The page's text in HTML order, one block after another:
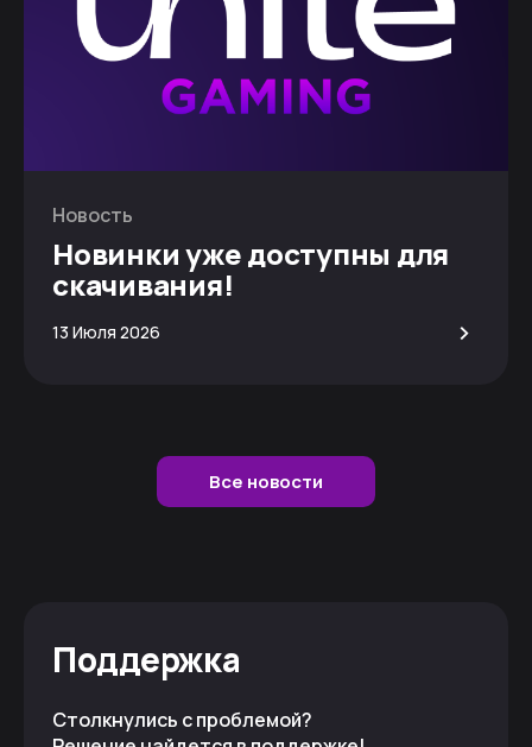
Новость
Новинки уже доступны для
скачивания!
13 Июля 2026 >
Все новости
Поддержка
Столкнулись с проблемой?